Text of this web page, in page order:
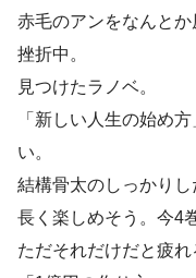
赤毛のアンをなんとか
挫折中。
見つけたラノベ。
「新しい人生の始め
い。
結構骨太のしっかりし
長く楽しめそう。今4
ただそれだけだと疲れ